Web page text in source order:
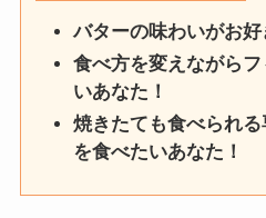
バターの味わいがお好
食べ方を変えながら
いあなた！
焼きたても食べられ
を食べたいあなた！